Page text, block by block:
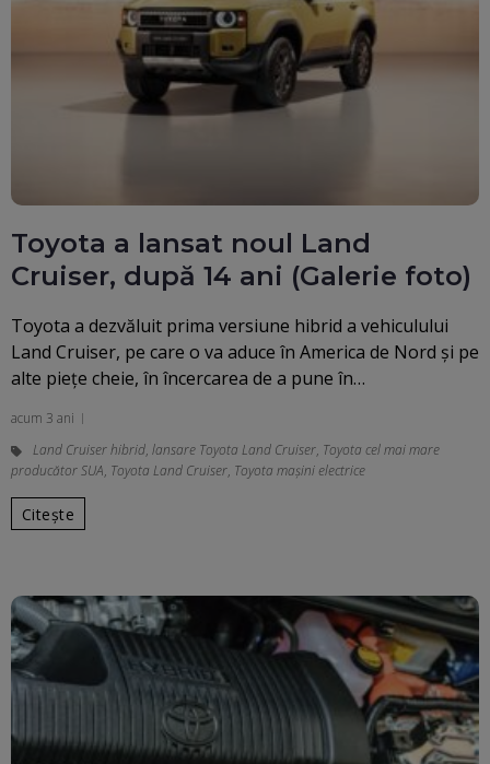
Toyota a lansat noul Land
Cruiser, după 14 ani (Galerie foto)
Toyota a dezvăluit prima versiune hibrid a vehiculului
Land Cruiser, pe care o va aduce în America de Nord şi pe
alte pieţe cheie, în încercarea de a pune în…
acum 3 ani
Land Cruiser hibrid, lansare Toyota Land Cruiser, Toyota cel mai mare
producător SUA, Toyota Land Cruiser, Toyota maşini electrice
Citește